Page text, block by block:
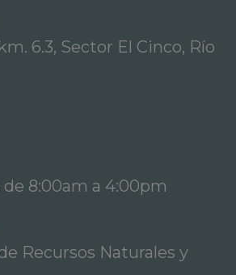
6.3, Sector El Cinco, Río
de 8:00am a 4:00pm
Recursos Naturales y